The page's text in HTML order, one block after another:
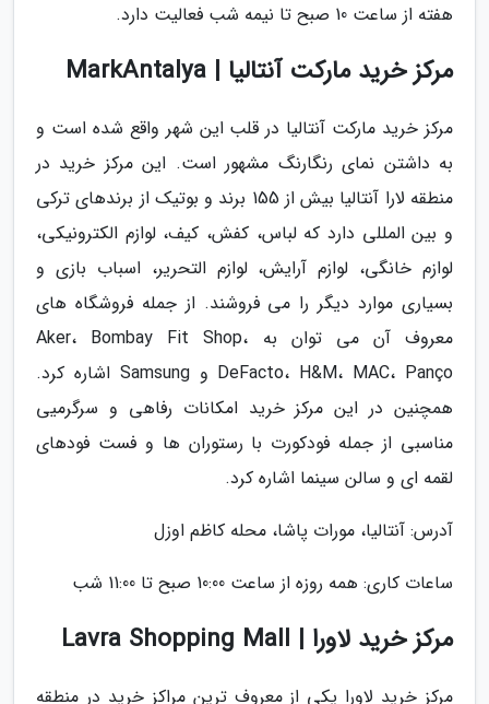
هفته از ساعت 10 صبح تا نیمه شب فعالیت دارد.
مرکز خرید مارکت آنتالیا | MarkAntalya
مرکز خرید مارکت آنتالیا در قلب این شهر واقع شده است و
به داشتن نمای رنگارنگ مشهور است. این مرکز خرید در
منطقه لارا آنتالیا بیش از 155 برند و بوتیک از برندهای ترکی
و بین المللی دارد که لباس، کفش، کیف، لوازم الکترونیکی،
لوازم خانگی، لوازم آرایش، لوازم التحریر، اسباب بازی و
بسیاری موارد دیگر را می فروشند. از جمله فروشگاه های
معروف آن می توان به Aker، Bombay Fit Shop،
DeFacto، H&M، MAC، Panço و Samsung اشاره کرد.
همچنین در این مرکز خرید امکانات رفاهی و سرگرمیی
مناسبی از جمله فودکورت با رستوران ها و فست فودهای
لقمه ای و سالن سینما اشاره کرد.
آدرس: آنتالیا، مورات پاشا، محله کاظم اوزل
ساعات کاری: همه روزه از ساعت 10:00 صبح تا 11:00 شب
مرکز خرید لاورا | Lavra Shopping Mall
مرکز خرید لاورا یکی از معروف ترین مراکز خرید در منطقه